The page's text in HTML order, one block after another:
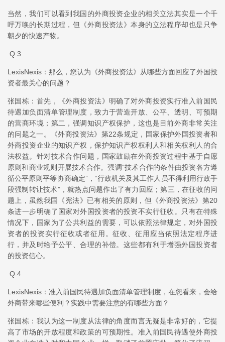
当然，我们可以看到我国的外商投资企业的相关立法其实是一个千
呼万唤的长期过程，但《外商投资法》本身的立法程序却也是只争
朝夕的快速产物。
Q.3
LexisNexis：那么，您认为《外商投资法》从哪些方面回应了外国投
资者最关心的问题？
张国栋：首先，《外商投资法》明确了对外商投资实行准入前国民
待遇加负面清单管理制度，致力于营造开放、公平、透明、可预期
的营商环境；第二，强调知识产权保护，这也是目前外商非常关注
的问题之一。《外商投资法》第22条规定，国家保护外国投资者和
外商投资企业的知识产权，保护知识产权权利人和相关权利人的合
法权益。针对技术合作问题，国家鼓励在外商投资过程中基于自愿
原则和商业规则开展技术合作。强调“技术合作的条件由投资各方遵
循公平原则平等协商确定”，“行政机关及其工作人员不得利用行政手
段强制转让技术”，就热点问题作出了有力回应；第三，在征收的问
题上，虽然我国《宪法》已有相关的原则，但《外商投资法》第20
条进一步明确了国家对外国投资者的投资不实行征收。只有在特殊
情况下，国家为了公共利益的需要，可以依照法律规定，对外国投
资者的投资实行征收或者征用。征收、征用应当依照法定程序进
行，并及时给予公平、合理的补偿。这些都有利于增强外国投资者
的投资信心。
Q.4
LexisNexis：准入前国民待遇加负面清单管理制度，在您看来，会给
外商带来哪些便利？实践中需要注意的有哪些方面？
张国栋：我认为这一制度从法律的角度而言无疑是非常好的，它提
高了市场的开放程度和政策的可预期性。准入前国民待遇使外商投